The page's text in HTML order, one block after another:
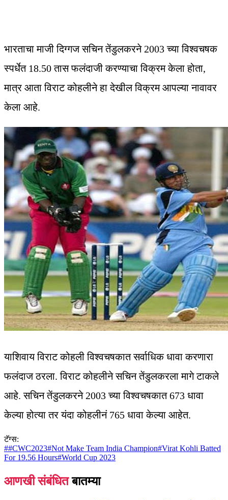
भारताचा माजी दिग्गज सचिन तेंडुलकरने 2003 च्या विश्वचषक
स्पर्धेत 18.50 तास फलंदाजी करण्याचा विक्रम केला होता,
मात्र आता विराट कोहलीने हा देखील विक्रम आपल्या नावावर
केला आहे.
याशिवाय विराट कोहली विश्वचषकात सर्वाधिक धावा करणारा
फलंदाज ठरला. विराट कोहलीने सचिन तेंडुलकरला मागे टाकले
आहे. सचिन तेंडुलकरने 2003 च्या विश्वचषकात 673 धावा
केल्या होत्या तर यंदा कोहलीनं 765 धावा केल्या आहेत.
टॅग्स:
##CWC2023#Not Make Team India Champion#Virat Kohli Batted
For 19.56 Hours#World Cup 2023
आणखी संबंधित बातम्या